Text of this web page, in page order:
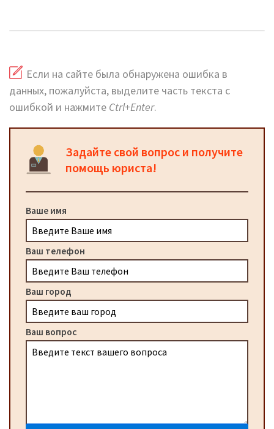
Если на сайте была обнаружена ошибка в
данных, пожалуйста, выделите часть текста с
ошибкой и нажмите Ctrl+Enter.
Задайте свой вопрос и получите
помощь юриста!
Ваше имя
Ваш телефон
Ваш город
Ваш вопрос